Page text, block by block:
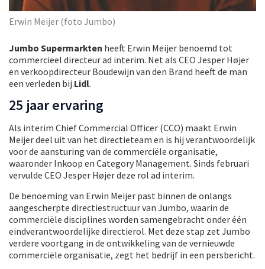
Erwin Meijer (foto Jumbo)
Jumbo Supermarkten heeft Erwin Meijer benoemd tot
commercieel directeur ad interim. Net als CEO Jesper Højer
en verkoopdirecteur Boudewijn van den Brand heeft de man
een verleden bij Lidl.
25 jaar ervaring
Als interim Chief Commercial Officer (CCO) maakt Erwin
Meijer deel uit van het directieteam en is hij verantwoordelijk
voor de aansturing van de commerciële organisatie,
waaronder Inkoop en Category Management. Sinds februari
vervulde CEO Jesper Højer deze rol ad interim.
De benoeming van Erwin Meijer past binnen de onlangs
aangescherpte directiestructuur van Jumbo, waarin de
commerciële disciplines worden samengebracht onder één
eindverantwoordelijke directierol. Met deze stap zet Jumbo
verdere voortgang in de ontwikkeling van de vernieuwde
commerciële organisatie, zegt het bedrijf in een persbericht.